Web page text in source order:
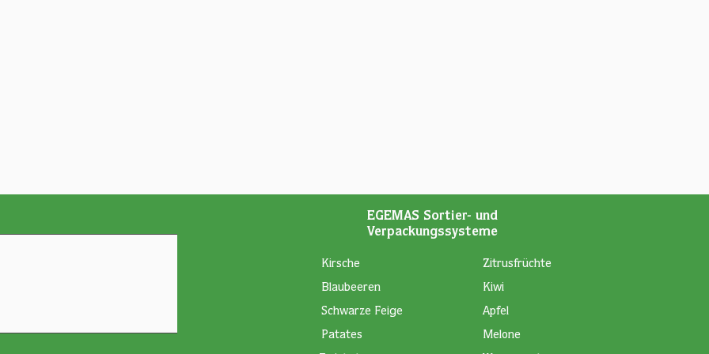
EGEMAS Sortier- und
Verpackungssysteme
Kirsche
Blaubeeren
Schwarze Feige
Patates
Zitrusfrüchte
Kiwi
Apfel
Melone